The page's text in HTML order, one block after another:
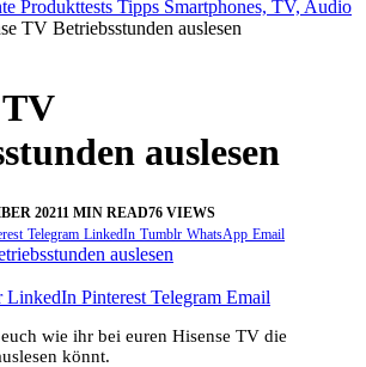
TV Betriebsstunden auslesen
auslesen
20211 MIN READ76 VIEWS
Telegram LinkedIn Tumblr WhatsApp Email
LinkedIn Pinterest Telegram Email
wie ihr bei euren Hisense TV die
könnt.